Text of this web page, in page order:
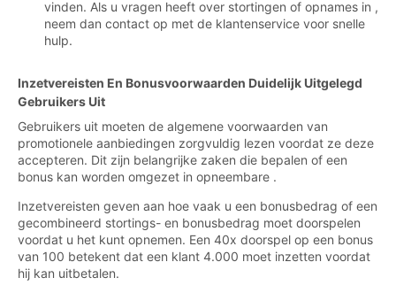
vinden. Als u vragen heeft over stortingen of opnames in ,
neem dan contact op met de klantenservice voor snelle
hulp.
Inzetvereisten En Bonusvoorwaarden Duidelijk Uitgelegd
Gebruikers Uit
Gebruikers uit moeten de algemene voorwaarden van
promotionele aanbiedingen zorgvuldig lezen voordat ze deze
accepteren. Dit zijn belangrijke zaken die bepalen of een
bonus kan worden omgezet in opneembare .
Inzetvereisten geven aan hoe vaak u een bonusbedrag of een
gecombineerd stortings- en bonusbedrag moet doorspelen
voordat u het kunt opnemen. Een 40x doorspel op een bonus
van 100 betekent dat een klant 4.000 moet inzetten voordat
hij kan uitbetalen.